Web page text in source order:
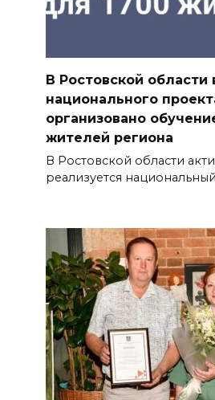
В Ростовской области
национального
организовано
жителей региона
В Ростовской области
реализуется национальный